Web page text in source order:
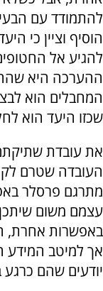
להתמודד עם
הוסיף וציין כי
להגיע אל
ההערכה היא
המחבלים הוא
שכזו היעד הוא
את עובדת
העובדה שטרם
מתרגם פרסלר
עצמם משום
באפשרות אחרת,
אך למיטב המידע
יודעים שהם